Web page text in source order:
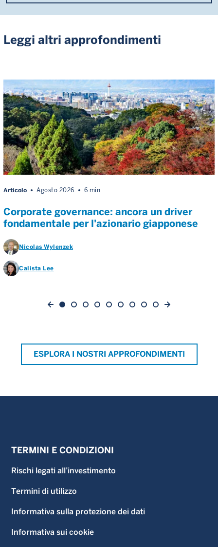
Leggi altri approfondimenti
Articolo Agosto 2026 6 min
Corporate governance: ancora un driver
fondamentale per l'azionario giapponese
Nicolas Wylenzek
Calista Lee
ESPLORA I NOSTRI APPROFONDIMENTI
TERMINI E CONDIZIONI
Rischi legati all’investimento
Termini di utilizzo
Informativa sulla protezione dei dati
Informativa sui cookie